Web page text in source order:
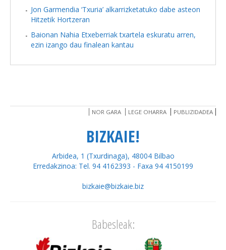
Jon Garmendia ‘Txuria’ alkarrizketatuko dabe asteon
Hitzetik Hortzeran
Baionan Nahia Etxeberriak txartela eskuratu arren,
ezin izango dau finalean kantau
NOR GARA LEGE OHARRA PUBLIZIDADEA
BIZKAIE!
Arbidea, 1 (Txurdinaga), 48004 Bilbao
Erredakzinoa: Tel. 94 4162393 - Faxa 94 4150199
bizkaie@bizkaie.biz
Babesleak: